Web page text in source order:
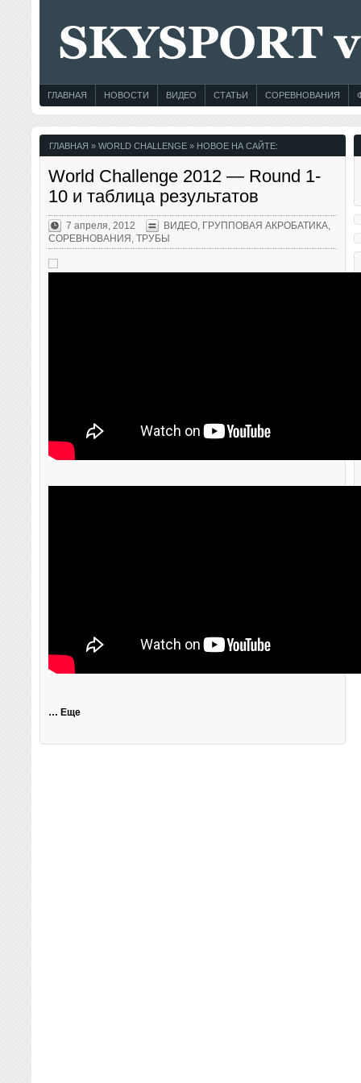
ГЛАВНАЯ НОВОСТИ ВИДЕО СТАТЬИ СОРЕВНОВАНИЯ
ГЛАВНАЯ » WORLD CHALLENGE » НОВОЕ НА САЙТЕ:
World Challenge 2012 — Round 1-
10 и таблица результатов
7 апреля, 2012 ВИДЕО ГРУППОВАЯ АКРОБАТИКА
СОРЕВНОВАНИЯ ,ТРУБЫ
… Еще